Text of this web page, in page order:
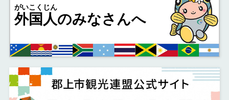
外国人
がいこくじん
のみなさんへ